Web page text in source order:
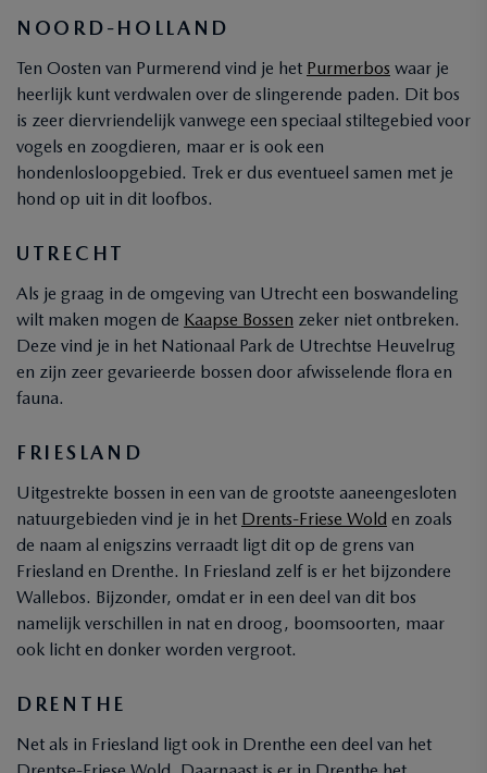
NOORD-HOLLAND
Ten Oosten van Purmerend vind je het Purmerbos waar je
heerlijk kunt verdwalen over de slingerende paden. Dit bos
is zeer diervriendelijk vanwege een speciaal stiltegebied voor
vogels en zoogdieren, maar er is ook een
hondenlosloopgebied. Trek er dus eventueel samen met je
hond op uit in dit loofbos.
UTRECHT
Als je graag in de omgeving van Utrecht een boswandeling
wilt maken mogen de Kaapse Bossen zeker niet ontbreken.
Deze vind je in het Nationaal Park de Utrechtse Heuvelrug
en zijn zeer gevarieerde bossen door afwisselende flora en
fauna.
FRIESLAND
Uitgestrekte bossen in een van de grootste aaneengesloten
natuurgebieden vind je in het Drents-Friese Wold en zoals
de naam al enigszins verraadt ligt dit op de grens van
Friesland en Drenthe. In Friesland zelf is er het bijzondere
Wallebos. Bijzonder, omdat er in een deel van dit bos
namelijk verschillen in nat en droog, boomsoorten, maar
ook licht en donker worden vergroot.
DRENTHE
Net als in Friesland ligt ook in Drenthe een deel van het